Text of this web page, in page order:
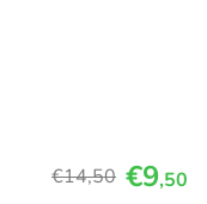
€14,50 €9,50